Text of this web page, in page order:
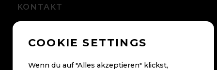
KONTAKT
kontakt@maybaum.ch
COOKIE SETTINGS
Wenn du auf "Alles akzeptieren" klickst,